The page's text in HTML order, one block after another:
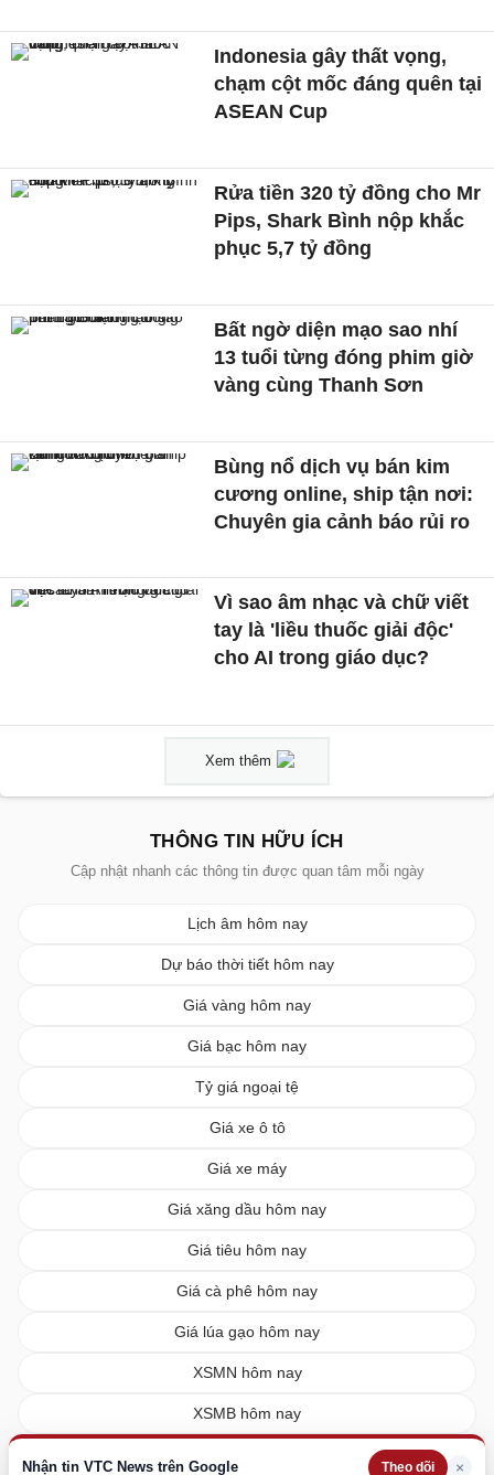
Nhận tin VTC News trên Google Theo dõi ×
Indonesia gây thất vọng,
chạm cột mốc đáng quên tại
ASEAN Cup
Rửa tiền 320 tỷ đồng cho Mr
Pips, Shark Bình nộp khắc
phục 5,7 tỷ đồng
Bất ngờ diện mạo sao nhí
13 tuổi từng đóng phim giờ
vàng cùng Thanh Sơn
Bùng nổ dịch vụ bán kim
cương online, ship tận nơi:
Chuyên gia cảnh báo rủi ro
Vì sao âm nhạc và chữ viết
tay là 'liều thuốc giải độc'
cho AI trong giáo dục?
Xem thêm
THÔNG TIN HỮU ÍCH
Cập nhật nhanh các thông tin được quan tâm mỗi ngày
Lịch âm hôm nay
Dự báo thời tiết hôm nay
Giá vàng hôm nay
Giá bạc hôm nay
Tỷ giá ngoại tệ
Giá xe ô tô
Giá xe máy
Giá xăng dầu hôm nay
Giá tiêu hôm nay
Giá cà phê hôm nay
Giá lúa gạo hôm nay
XSMN hôm nay
XSMB hôm nay